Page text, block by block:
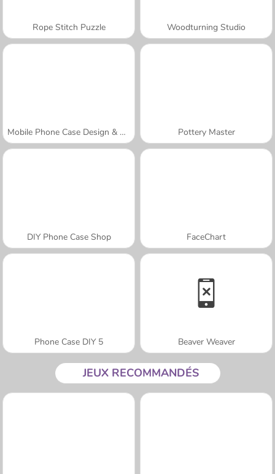
Rope Stitch Puzzle Woodturning Studio
Mobile Phone Case Design & DIY Pottery Master
DIY Phone Case Shop FaceChart
Phone Case DIY 5 Beaver Weaver
JEUX RECOMMANDÉS